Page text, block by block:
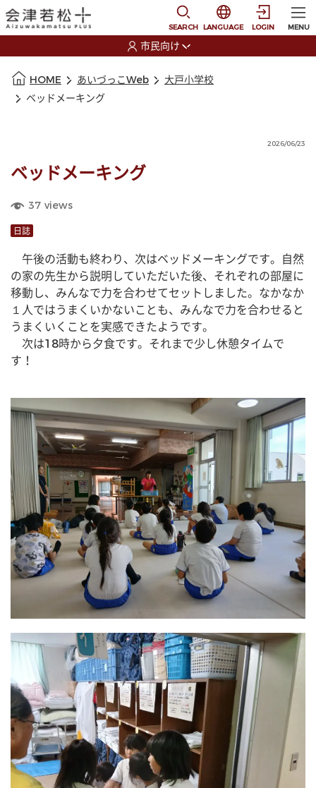
SEARCH
選択すると言語の切
LANGUAGE LOGIN MENU
市民向け
HOME あいづっこWeb
大戸小学校
ベッドメーキング
2026/06/23
ベッドメーキング
37 views
日誌
午後の活動も終わり、次はベッドメーキングです。自然
の家の先生から説明していただいた後、それぞれの部屋に
移動し、みんなで力を合わせてセットしました。なかなか
１人ではうまくいかないことも、みんなで力を合わせると
うまくいくことを実感できたようです。
次は18時から夕食です。それまで少し休憩タイムで
す！